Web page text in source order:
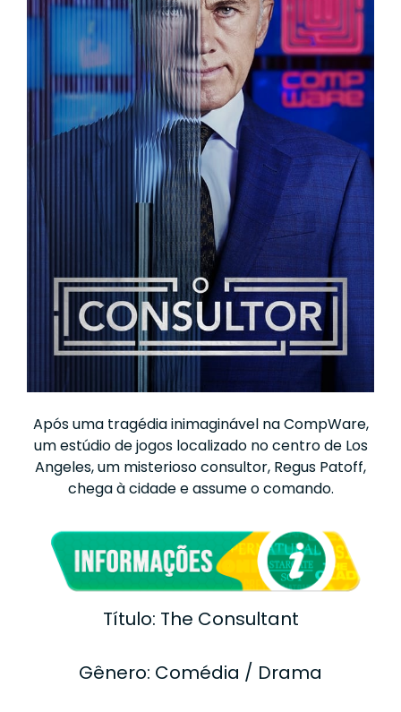
Após uma tragédia inimaginável na CompWare,
um estúdio de jogos localizado no centro de Los
Angeles, um misterioso consultor, Regus Patoff,
chega à cidade e assume o comando.
Título: The Consultant
Gênero: Comédia / Drama